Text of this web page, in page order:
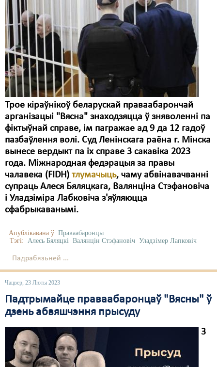
Трое кіраўнікоў беларускай праваабарончай
арганізацыі "Вясна" знаходзяцца ў зняволенні па
фіктыўнай справе, ім пагражае ад 9 да 12 гадоў
пазбаўлення волі. Суд Ленінскага раёна г. Мінска
вынесе вердыкт па іх справе 3 сакавіка 2023
года. Міжнародная федэрацыя за правы
чалавека (FIDH) тлумачыць, чаму абвінавачванні
супраць Алеся Бяляцкага, Валянціна Стэфановіча
і Уладзіміра Лабковіча з'яўляюцца
сфабрыкаванымі.
Апублікавана ў Праваабаронцы
Тэгі: Алесь Бяляцкі Валянцін Стэфановіч Уладзімер Лапковіч
Падрабязьней ...
Чацвер, 23 Люты 2023
Падтрымайце праваабаронцаў "Вясны" ў
дзень абвяшчэння прысуду
3